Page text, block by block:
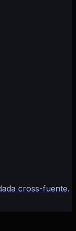
cross-fuente.